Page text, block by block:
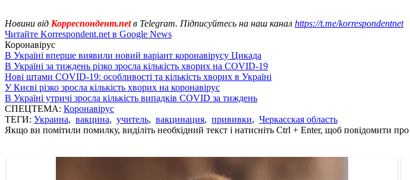
Новини від Корреспондент.netв Telegram. Підписуйтесь на наш канал https://t.me/korrespondentnet
Читайте Korrespondent.net в Google News
Коронавірус
В Україні вперше виявили новий варіант коронавірусу Цикада
В Україні за тиждень різко зросла кількість хворих на COVID-19
Нові штами COVID-19: особливості та кількість хворих в Україні
У Києві різко зросла кількість хворих на коронавірус
В Україні утричі зросла кількість випадків COVID за тиждень
СПЕЦТЕМА: Коронавірус
ТЕГИ: Украина, вакцина, учитель, вакцинация, прививки, Черкасская область
Якщо ви помітили помилку, виділіть необхідний текст і натисніть Ctrl + Enter, щоб повідомити